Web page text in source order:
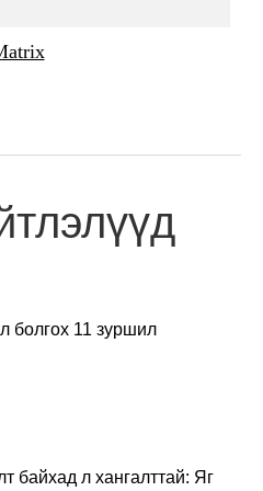
болгох 11 зуршил
байхад л хангалттай: Яг